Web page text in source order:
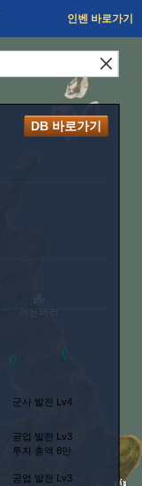
인벤 바로가기
DB 바로가기
군사 발전 Lv4
공업 발전 Lv3
투자 총액 8만
공업 발전 Lv3